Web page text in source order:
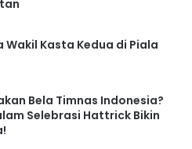
Wakil Kasta Kedua di Piala
Bela Timnas Indonesia?
Selebrasi Hattrick Bikin